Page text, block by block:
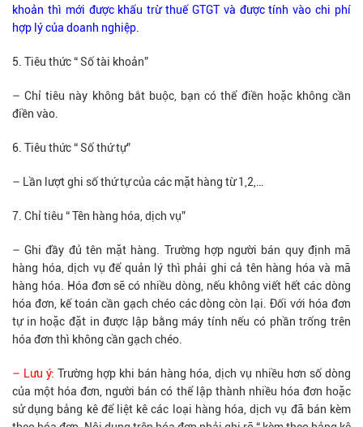
khoản thì mới được khấu trừ thuế GTGT và được tính vào chi phí
hợp lý của doanh nghiệp.
Tiêu thức “ Số tài khoản”
– Chỉ tiêu này không bắt buộc, bạn có thể điền hoặc không cần
điền vào.
Tiêu thức “ Số thứ tự”
– Lần lượt ghi số thứ tự của các mặt hàng từ 1,2,…
Chỉ tiêu “ Tên hàng hóa, dịch vụ”
– Ghi đầy đủ tên mặt hàng. Trường hợp người bán quy định mã
hàng hóa, dịch vụ để quản lý thì phải ghi cả tên hàng hóa và mã
hàng hóa. Hóa đơn sẽ có nhiều dòng, nếu không viết hết các dòng
hóa đơn, kế toán cần gạch chéo các dòng còn lại. Đối với hóa đơn
tự in hoặc đặt in được lập bằng máy tính nếu có phần trống trên
hóa đơn thì không cần gạch chéo.
– Lưu ý: Trường hợp khi bán hàng hóa, dịch vụ nhiều hơn số dòng
của một hóa đơn, người bán có thể lập thành nhiều hóa đơn hoặc
sử dụng bảng kê để liệt kê các loại hàng hóa, dịch vụ đã bán kèm